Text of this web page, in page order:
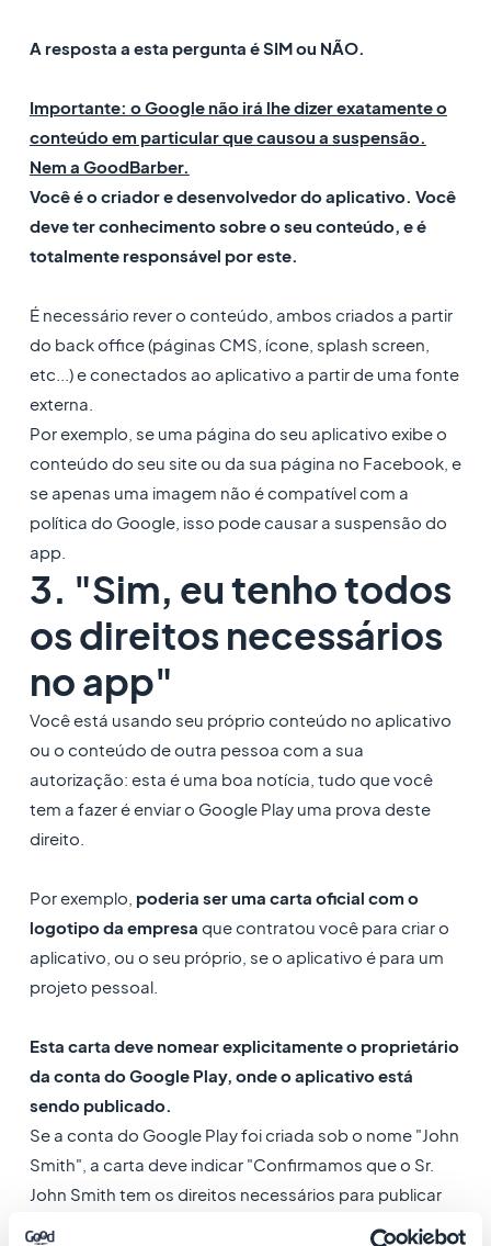
A resposta a esta pergunta é SIM ou NÃO.
Importante: o Google não irá lhe dizer exatamente o
conteúdo em particular que causou a suspensão.
Nem a GoodBarber.
Você é o criador e desenvolvedor do aplicativo. Você
deve ter conhecimento sobre o seu conteúdo, e é
totalmente responsável por este.
É necessário rever o conteúdo, ambos criados a partir
do back office (páginas CMS, ícone, splash screen,
etc...) e conectados ao aplicativo a partir de uma fonte
externa.
Por exemplo, se uma página do seu aplicativo exibe o
conteúdo do seu site ou da sua página no Facebook, e
se apenas uma imagem não é compatível com a
política do Google, isso pode causar a suspensão do
app.
3. "Sim, eu tenho todos
os direitos necessários
no app"
Você está usando seu próprio conteúdo no aplicativo
ou o conteúdo de outra pessoa com a sua
autorização: esta é uma boa notícia, tudo que você
tem a fazer é enviar o Google Play uma prova deste
direito.
Por exemplo, poderia ser uma carta oficial com o
logotipo da empresa que contratou você para criar o
aplicativo, ou o seu próprio, se o aplicativo é para um
projeto pessoal.
Esta carta deve nomear explicitamente o proprietário
da conta do Google Play, onde o aplicativo está
sendo publicado.
Se a conta do Google Play foi criada sob o nome "John
Smith", a carta deve indicar "Confirmamos que o Sr.
John Smith tem os direitos necessários para publicar